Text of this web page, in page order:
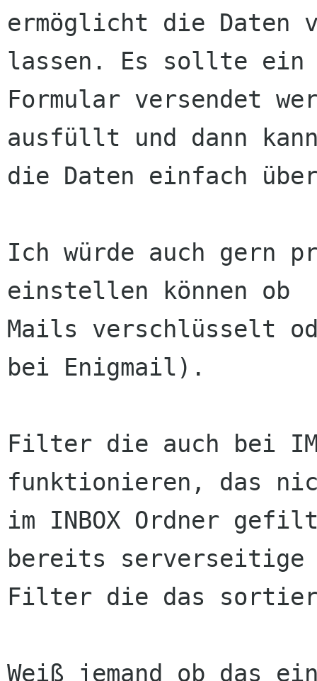
ermöglicht die Daten
lassen. Es sollte ein
Formular versendet
ausfüllt und dann
die Daten einfach
Ich würde auch gern
einstellen können ob
Mails verschlüsselt
bei Enigmail).
Filter die auch bei
funktionieren, das
im INBOX Ordner
bereits serverseitige
Filter die das
Weiß jemand ob das